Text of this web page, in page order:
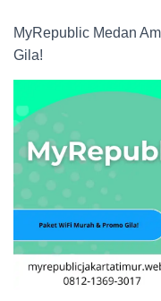
MyRepublic Medan
Gila!